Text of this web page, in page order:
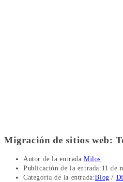
Migración de sitios web:
Autor de la entrada:Milos
Publicación de la entrada: 11 de
Categoría de la entrada:Blog /